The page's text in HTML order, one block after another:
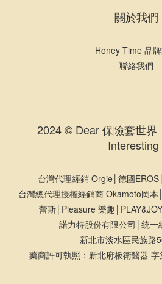
關於我們
Honey Time 品
聯絡我們
2024 © Dear 保險套世
Interesting
台灣代理經銷 Orgie│德國
台灣總代理授權經銷商 Okamoto岡
蕾斯│Pleasure 樂趣
諾力特股份有限公司│統一
新北市淡水區民族路
藥商許可執照：新北府板衛醫器